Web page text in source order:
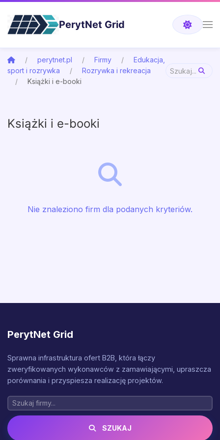
PerytNet Grid
perytnet.pl Firmy
Edukacja,
sport i rozrywka
Rozrywka i rekreacja
Książki i e-booki
Książki i e-booki
Nie znaleziono firm dla podanych kryteriów.
PerytNet Grid
Sprawna infrastruktura ofert B2B, która łączy
zweryfikowanych wykonawców z zamawiającymi, upraszcza
porównania i przyspiesza realizację projektów.
SZUKAJ